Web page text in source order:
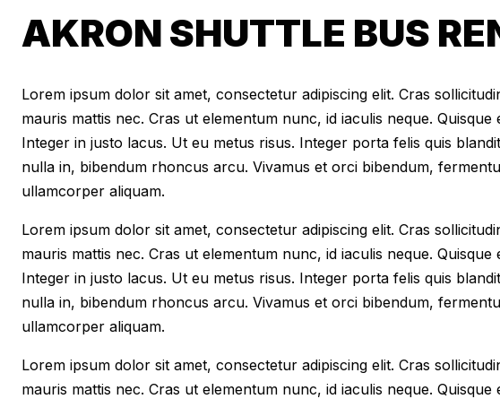
AKRON SHUTTLE BUS
Lorem ipsum dolor sit amet, consectetur adipiscing elit. Cras
mauris mattis nec. Cras ut elementum nunc, id iaculis neque.
Integer in justo lacus. Ut eu metus risus. Integer porta felis quis
nulla in, bibendum rhoncus arcu. Vivamus et orci bibendum,
ullamcorper aliquam.
Lorem ipsum dolor sit amet, consectetur adipiscing elit. Cras
mauris mattis nec. Cras ut elementum nunc, id iaculis neque.
Integer in justo lacus. Ut eu metus risus. Integer porta felis quis
nulla in, bibendum rhoncus arcu. Vivamus et orci bibendum,
ullamcorper aliquam.
Lorem ipsum dolor sit amet, consectetur adipiscing elit. Cras
mauris mattis nec. Cras ut elementum nunc, id iaculis neque.